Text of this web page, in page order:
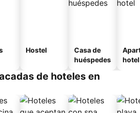
Hostel
Casa de
huéspedes
hotel
de hoteles en